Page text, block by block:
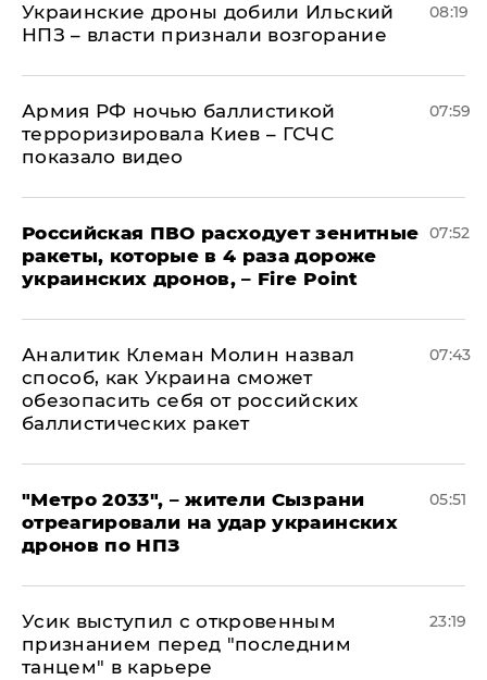
Украинские дроны добили Ильский
НПЗ – власти признали возгорание
08:19
Армия РФ ночью баллистикой
терроризировала Киев – ГСЧС
показало видео
07:59
Российская ПВО расходует зенитные
ракеты, которые в 4 раза дороже
украинских дронов, – Fire Point
07:52
Аналитик Клеман Молин назвал
способ, как Украина сможет
обезопасить себя от российских
баллистических ракет
07:43
"Метро 2033", – жители Сызрани
отреагировали на удар украинских
дронов по НПЗ
05:51
Усик выступил с откровенным
признанием перед "последним
танцем" в карьере
23:19